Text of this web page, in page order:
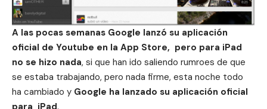
A las pocas semanas Google lanzó su aplicación
oficial de Youtube en la App Store, pero para iPad
no se hizo nada, si que han ido saliendo rumroes de que
se estaba trabajando, pero nada firme, esta noche todo
ha cambiado y Google ha lanzado su aplicación oficial
para iPad.